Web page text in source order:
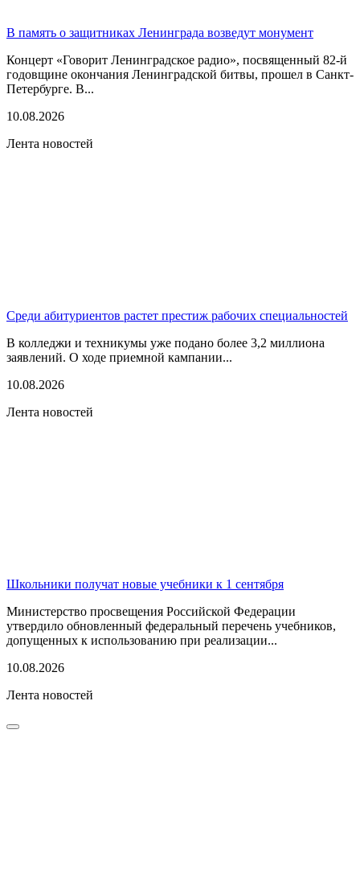
В память о защитниках Ленинграда возведут монумент
Концерт «Говорит Ленинградское радио», посвященный 82-й
годовщине окончания Ленинградской битвы, прошел в Санкт-
Петербурге. В...
10.08.2026
Лента новостей
Среди абитуриентов растет престиж рабочих специальностей
В колледжи и техникумы уже подано более 3,2 миллиона
заявлений. О ходе приемной кампании...
10.08.2026
Лента новостей
Школьники получат новые учебники к 1 сентября
Министерство просвещения Российской Федерации
утвердило обновленный федеральный перечень учебников,
допущенных к использованию при реализации...
10.08.2026
Лента новостей